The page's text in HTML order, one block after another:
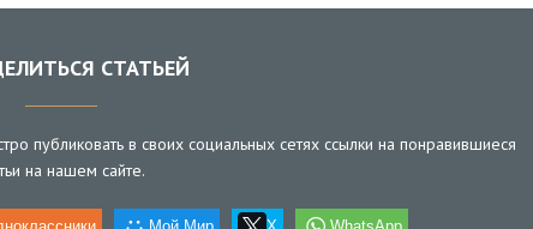
СТАТЬЕЙ
публиковать в своих социальных сетях ссылки на понравившиеся
на нашем сайте.